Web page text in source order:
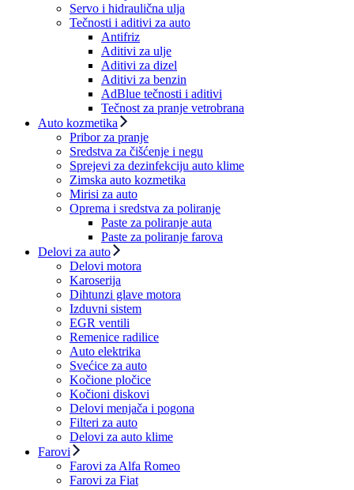
Servo i hidraulična ulja
Tečnosti i aditivi za auto
Antifriz
Aditivi za ulje
Aditivi za dizel
Aditivi za benzin
AdBlue tečnosti i aditivi
Tečnost za pranje vetrobrana
Auto kozmetika
Pribor za pranje
Sredstva za čišćenje i negu
Sprejevi za dezinfekciju auto klime
Zimska auto kozmetika
Mirisi za auto
Oprema i sredstva za poliranje
Paste za poliranje auta
Paste za poliranje farova
Delovi za auto
Delovi motora
Karoserija
Dihtunzi glave motora
Izduvni sistem
EGR ventili
Remenice radilice
Auto elektrika
Svećice za auto
Kočione pločice
Kočioni diskovi
Delovi menjača i pogona
Filteri za auto
Delovi za auto klime
Farovi
Farovi za Alfa Romeo
Farovi za Fiat